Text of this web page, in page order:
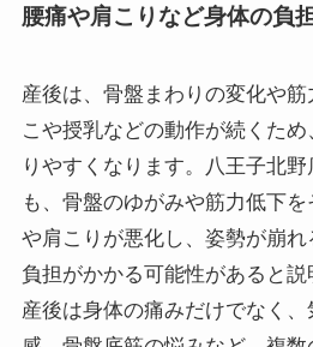
腰痛や肩こりなど身体の負
産後は、骨盤まわりの変化や
こや授乳などの動作が続くた
りやすくなります。八王子北
も、骨盤のゆがみや筋力低下
や肩こりが悪化し、姿勢が崩
負担がかかる可能性があると説
産後は身体の痛みだけでなく